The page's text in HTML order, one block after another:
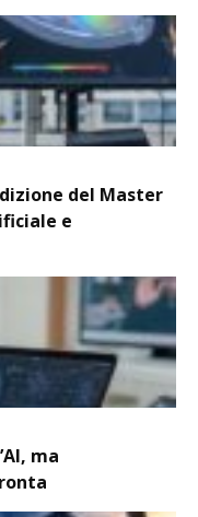
del Master
e
ma